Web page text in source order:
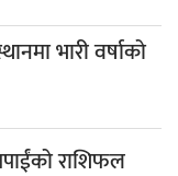
भारी वर्षाको
राशिफल